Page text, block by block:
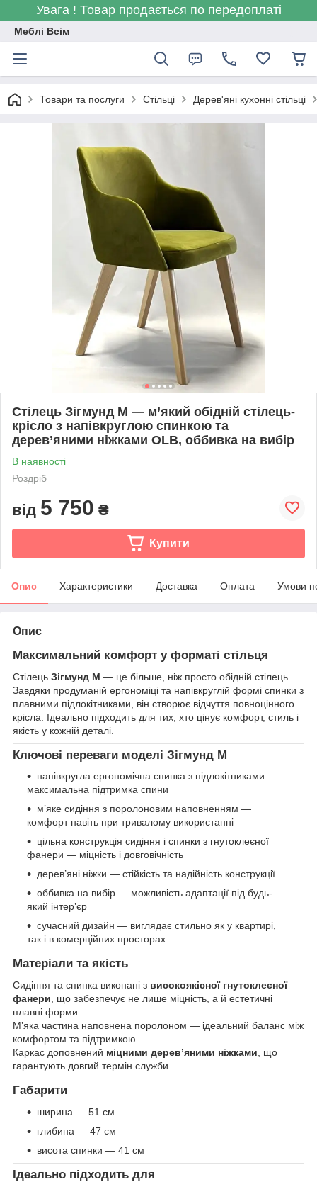
Увага ! Товар продається по передоплаті
Меблі Всім
Товари та послуги Стільці Дерев'яні кухонні стільці
Стілець Зігмунд М — м’який обідній стілець-
крісло з напівкруглою спинкою та
дерев’яними ніжками OLB, оббивка на вибір
В наявності
Роздріб
від 5 750 ₴
Купити
Опис Характеристики Доставка Оплата Умови
Опис
Максимальний комфорт у форматі стільця
Стілець Зігмунд М — це більше, ніж просто обідній стілець.
Завдяки продуманій ергономіці та напівкруглій формі спинки з
плавними підлокітниками, він створює відчуття повноцінного
крісла. Ідеально підходить для тих, хто цінує комфорт, стиль і
якість у кожній деталі.
Ключові переваги моделі Зігмунд М
напівкругла ергономічна спинка з підлокітниками —
максимальна підтримка спини
м’яке сидіння з поролоновим наповненням —
комфорт навіть при тривалому використанні
цільна конструкція сидіння і спинки з гнутоклеєної
фанери — міцність і довговічність
дерев’яні ніжки — стійкість та надійність конструкції
оббивка на вибір — можливість адаптації під будь-
який інтер’єр
сучасний дизайн — виглядає стильно як у квартирі,
так і в комерційних просторах
Матеріали та якість
Сидіння та спинка виконані з високоякісної гнутоклеєної
фанери , що забезпечує не лише міцність, а й естетичні
плавні форми.
М’яка частина наповнена поролоном — ідеальний баланс між
комфортом та підтримкою.
Каркас доповнений міцними дерев’яними ніжками , що
гарантують довгий термін служби.
Габарити
ширина — 51 см
глибина — 47 см
висота спинки — 41 см
Ідеально підходить для